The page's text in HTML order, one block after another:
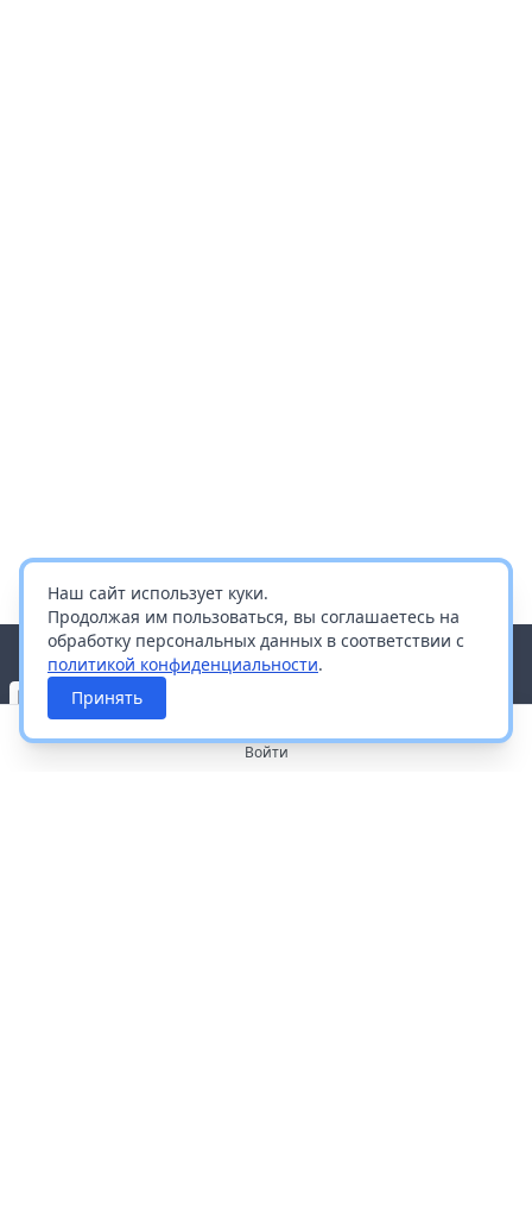
Наш сайт использует куки.
Продолжая им пользоваться, вы соглашаетесь на
обработку персональных данных в соответствии с
политикой конфиденциальности.
Принять
Войти